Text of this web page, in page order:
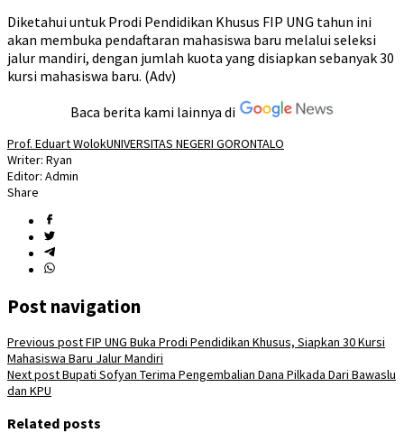
Diketahui untuk Prodi Pendidikan Khusus FIP UNG tahun ini
akan membuka pendaftaran mahasiswa baru melalui seleksi
jalur mandiri, dengan jumlah kuota yang disiapkan sebanyak 30
kursi mahasiswa baru. (Adv)
Baca berita kami lainnya di
Prof. Eduart WolokUNIVERSITAS NEGERI GORONTALO
Writer: Ryan
Editor: Admin
Share
Post navigation
Previous postFIP UNG Buka Prodi Pendidikan Khusus, Siapkan 30 Kursi
Mahasiswa Baru Jalur Mandiri
Next postBupati Sofyan Terima Pengembalian Dana Pilkada Dari Bawaslu
dan KPU
Related posts